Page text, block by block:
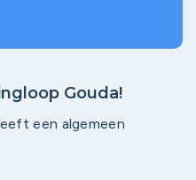
Gouda!
een algemeen